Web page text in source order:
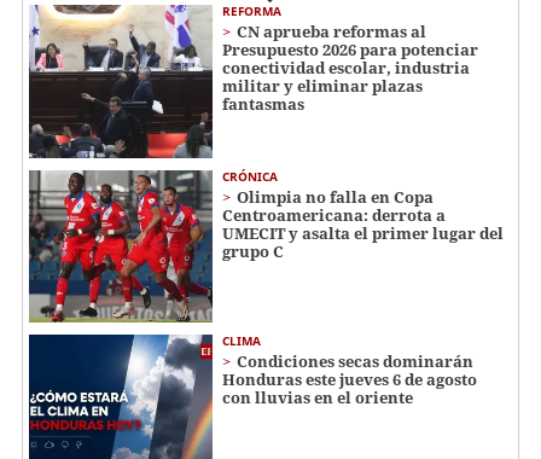
REFORMA
CN aprueba reformas al
Presupuesto 2026 para potenciar
conectividad escolar, industria
militar y eliminar plazas
fantasmas
CRÓNICA
Olimpia no falla en Copa
Centroamericana: derrota a
UMECIT y asalta el primer lugar del
grupo C
CLIMA
Condiciones secas dominarán
Honduras este jueves 6 de agosto
con lluvias en el oriente